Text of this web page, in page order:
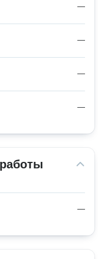
—
—
—
—
—